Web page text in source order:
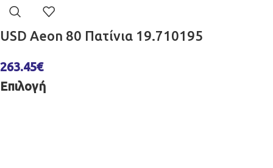
USD Aeon 80 Πατίνια 19.710195
263.45€
Επιλογή